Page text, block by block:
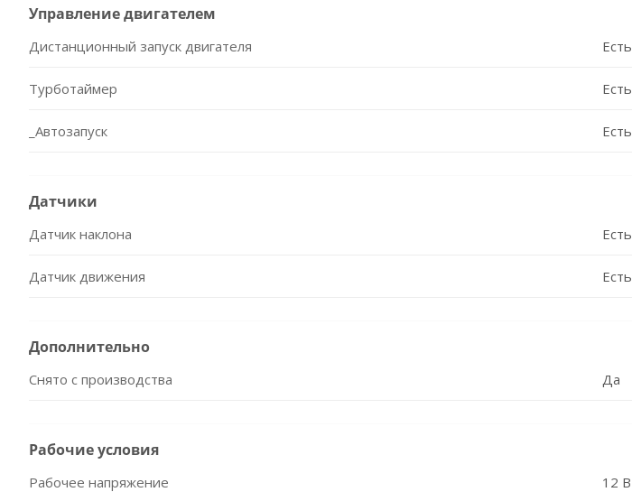
Управление двигателем
Дистанционный запуск двигателя Есть
Турботаймер Есть
_Автозапуск Есть
Датчики
Датчик наклона Есть
Датчик движения Есть
Дополнительно
Снято с производства Да
Рабочие условия
Рабочее напряжение 12 В